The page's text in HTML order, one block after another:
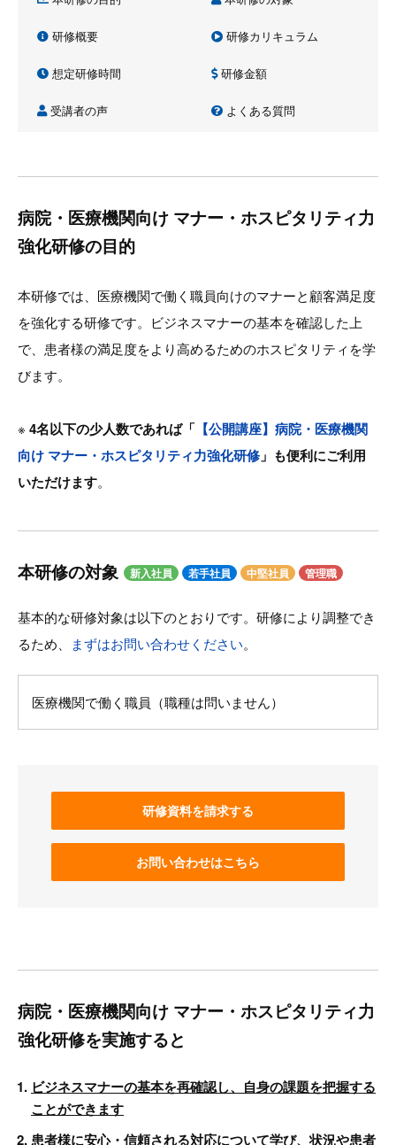
研修概要 研修カリキュラム
想定研修時間 研修金額
受講者の声 よくある質問
病院・医療機関向け マナー・ホスピタリティ力
強化研修の目的
本研修では、医療機関で働く職員向けのマナーと顧客満足度
を強化する研修です。ビジネスマナーの基本を確認した上
で、患者様の満足度をより高めるためのホスピタリティを学
びます。
※ 4名以下の少人数であれば「 【公開講座】病院・医療機関
向け マナー・ホスピタリティ力強化研修」も便利にご利用
いただけます。
本研修の対象 新入社員 若手社員 中堅社員 管理職
基本的な研修対象は以下のとおりです。研修により調整でき
るため、
まずはお問い合わせください。
医療機関で働く職員（職種は問いません）
研修資料を請求する
お問い合わせはこちら
病院・医療機関向け マナー・ホスピタリティ力
強化研修を実施すると
ビジネスマナーの基本を再確認し、自身の課題を把握する
ことができます
患者様に安心・信頼される対応について学び、状況や患者